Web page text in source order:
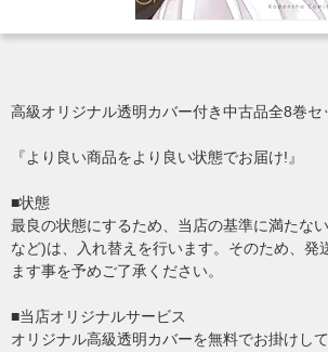
高級オリジナル透明カバー付き中古品全8巻セ
『より良い商品をより良い状態でお届け!』
■状態
最良の状態にするため、当店の基準に満たな
など)は、入れ替えを行います。そのため、発
ます事を予めご了承ください。
■当店オリジナルサービス
オリジナル高級透明カバーを無料でお掛けし